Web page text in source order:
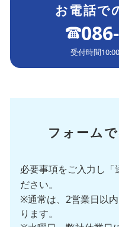
お電話で
受付時間
フォーム
必要事項をご入力し「
ださい。
※通常は、2営業日以
ります。